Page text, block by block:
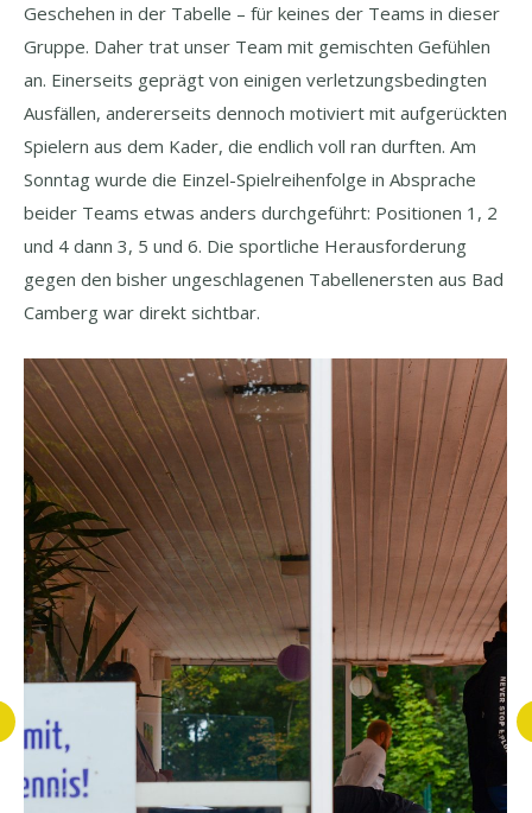
Geschehen in der Tabelle – für keines der Teams in dieser
Gruppe. Daher trat unser Team mit gemischten Gefühlen
an. Einerseits geprägt von einigen verletzungsbedingten
Ausfällen, andererseits dennoch motiviert mit aufgerückten
Spielern aus dem Kader, die endlich voll ran durften. Am
Sonntag wurde die Einzel-Spielreihenfolge in Absprache
beider Teams etwas anders durchgeführt: Positionen 1, 2
und 4 dann 3, 5 und 6. Die sportliche Herausforderung
gegen den bisher ungeschlagenen Tabellenersten aus Bad
Camberg war direkt sichtbar.